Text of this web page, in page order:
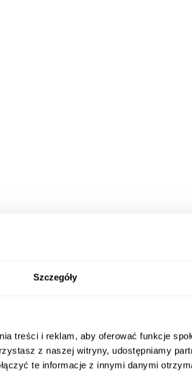
Szczegóły
treści i reklam, aby oferować funkcje
z naszej witryny, udostępniamy
te informacje z innymi danymi